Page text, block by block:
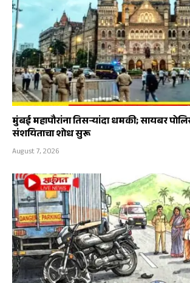
मुंबई महापौरांना तिसऱ्यांदा धमकी; सायबर
संशयिताचा शोध सुरू
August 7, 2026